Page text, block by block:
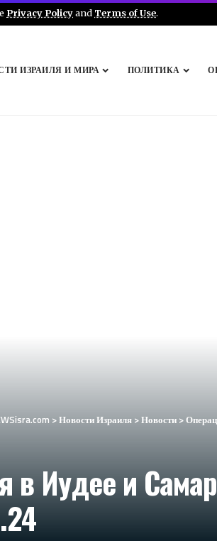
Privacy Policyand Terms of Use.
ИЗРАИЛЯ И МИРА ПОЛИТИКА
>Новости Израиля >Новости >
в Иудее и